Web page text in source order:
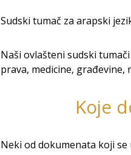
Sudski tumač za arapski
Naši ovlašteni sudski
prava, medicine, građevine,
Koje
Neki od dokumenata koji